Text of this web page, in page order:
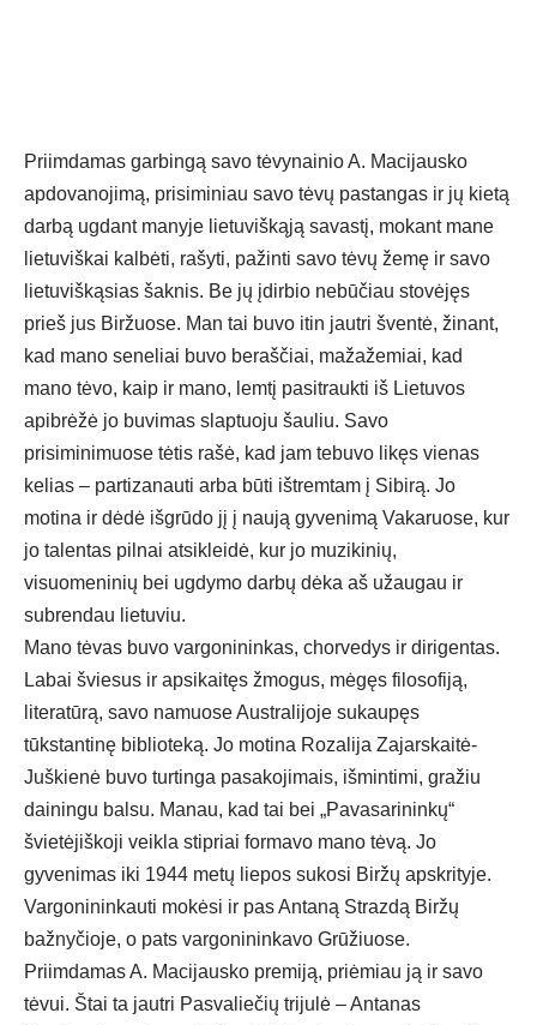
Priimdamas garbingą savo tėvynainio A. Macijausko
apdovanojimą, prisiminiau savo tėvų pastangas ir jų kietą
darbą ugdant manyje lietuviškąją savastį, mokant mane
lietuviškai kalbėti, rašyti, pažinti savo tėvų žemę ir savo
lietuviškąsias šaknis. Be jų įdirbio nebūčiau stovėjęs
prieš jus Biržuose. Man tai buvo itin jautri šventė, žinant,
kad mano seneliai buvo beraščiai, mažažemiai, kad
mano tėvo, kaip ir mano, lemtį pasitraukti iš Lietuvos
apibrėžė jo buvimas slaptuoju šauliu. Savo
prisiminimuose tėtis rašė, kad jam tebuvo likęs vienas
kelias – partizanauti arba būti ištremtam į Sibirą. Jo
motina ir dėdė išgrūdo jį į naują gyvenimą Vakaruose, kur
jo talentas pilnai atsikleidė, kur jo muzikinių,
visuomeninių bei ugdymo darbų dėka aš užaugau ir
subrendau lietuviu.
Mano tėvas buvo vargonininkas, chorvedys ir dirigentas.
Labai šviesus ir apsikaitęs žmogus, mėgęs filosofiją,
literatūrą, savo namuose Australijoje sukaupęs
tūkstantinę biblioteką. Jo motina Rozalija Zajarskaitė-
Juškienė buvo turtinga pasakojimais, išmintimi, gražiu
dainingu balsu. Manau, kad tai bei „Pavasarininkų“
švietėjiškoji veikla stipriai formavo mano tėvą. Jo
gyvenimas iki 1944 metų liepos sukosi Biržų apskrityje.
Vargonininkauti mokėsi ir pas Antaną Strazdą Biržų
bažnyčioje, o pats vargonininkavo Grūžiuose.
Priimdamas A. Macijausko premiją, priėmiau ją ir savo
tėvui. Štai ta jautri Pasvaliečių trijulė – Antanas